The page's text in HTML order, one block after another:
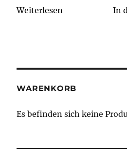
Weiterlesen In
WARENKORB
Es befinden sich keine